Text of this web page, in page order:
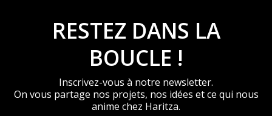
RESTEZ DANS LA
BOUCLE !
Inscrivez-vous à notre newsletter.
On vous partage nos projets, nos idées et ce qui nous
anime chez Haritza.